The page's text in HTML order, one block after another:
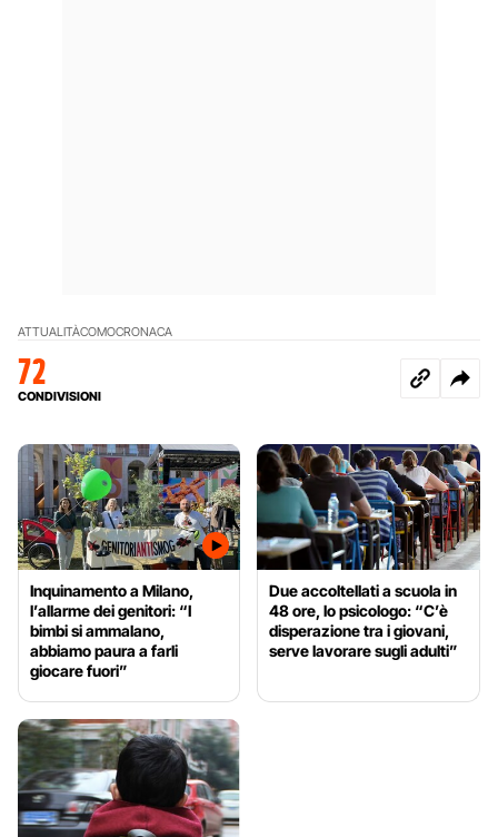
ATTUALITÀCOMOCRONACA
72
CONDIVISIONI
Inquinamento a Milano,
l’allarme dei genitori: “I
bimbi si ammalano,
abbiamo paura a farli
giocare fuori”
Due accoltellati a scuola in
48 ore, lo psicologo: “C’è
disperazione tra i giovani,
serve lavorare sugli adulti”